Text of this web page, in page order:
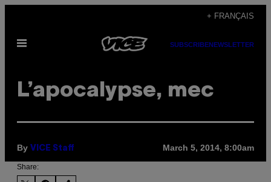
content
+ FRANÇAIS
Open
SUBSCRIBENEWSLETTER
L’apocalypse, mec
By VICE Staff March 5, 2014, 8:00am
Share: